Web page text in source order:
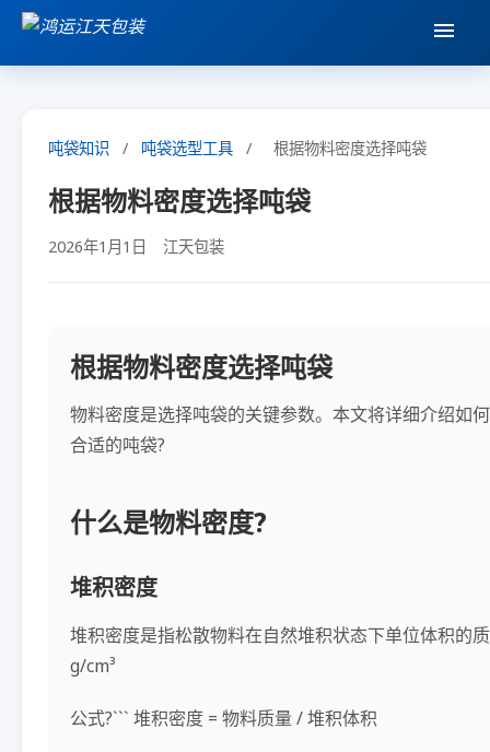
吨袋知识 / 吨袋选型工具 / 根据物料密度选择吨袋
根据物料密度选择吨袋
2026年1月1日 江天包装
根据物料密度选择吨袋
物料密度是选择吨袋的关键参数。本文将详细介绍如
合适的吨袋?
什么是物料密度?
堆积密度
堆积密度是指松散物料在自然堆积状态下单位体积的
g/cm³
公式?``` 堆积密度 = 物料质量 / 堆积体积